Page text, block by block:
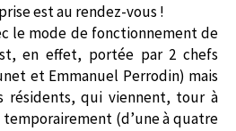
est au rendez-vous !
le mode de fonctionnement de
en effet, portée par 2 chefs
et Emmanuel Perrodin) mais
résidents, qui viennent, tour à
(d’une à quatre